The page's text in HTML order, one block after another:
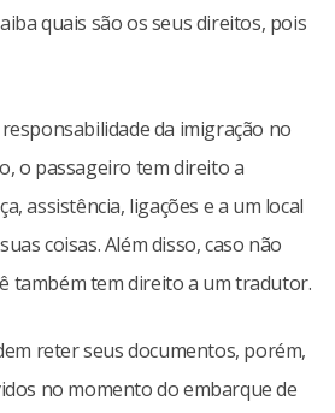
quais são os seus direitos, pois
da imigração no
o passageiro tem direito a
assistência, ligações e a um local
coisas. Além disso, caso não
também tem direito a um tradutor.
reter seus documentos, porém,
no momento do embarque de